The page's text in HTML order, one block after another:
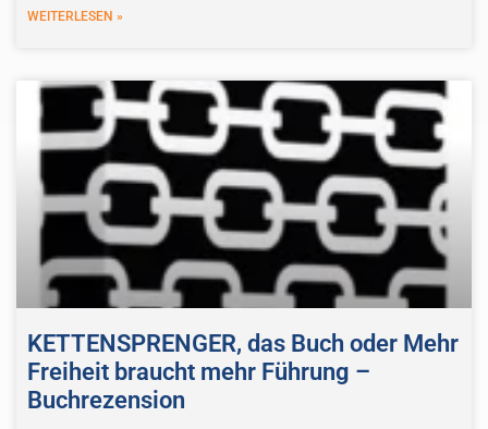
WEITERLESEN »
KETTENSPRENGER, das Buch oder Mehr
Freiheit braucht mehr Führung –
Buchrezension